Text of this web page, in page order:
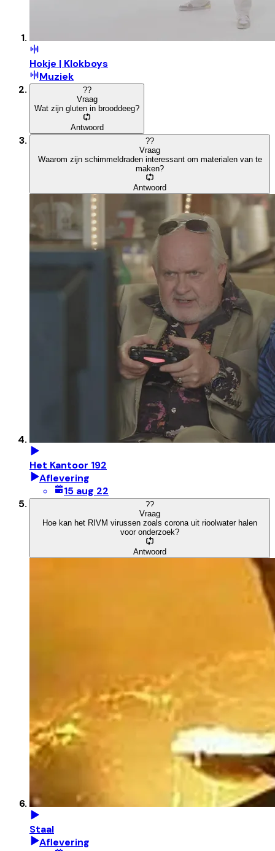
Hokje | Klokboys
Muziek
??
Vraag
Wat zijn gluten in brooddeeg?
Antwoord
??
Vraag
Waarom zijn schimmeldraden interessant om materialen van te
maken?
Antwoord
Het Kantoor 192
Aflevering
15 aug 22
??
Vraag
Hoe kan het RIVM virussen zoals corona uit rioolwater halen
voor onderzoek?
Antwoord
Staal
Aflevering